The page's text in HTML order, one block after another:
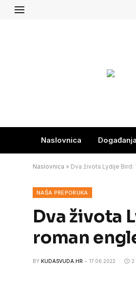
Naslovnica Događanja
Naslovnica » Dva života Lydije
NAŠA PREPORUKA
Dva života
roman
BY KUDASVUDA.HR 17.06.2022 2